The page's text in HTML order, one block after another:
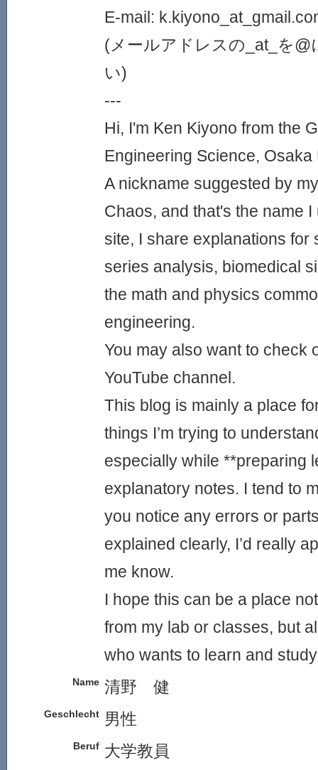
E-mail:
(メールアドレスの_at_を@
い)
---
Hi, I'm Ken Kiyono from the
Engineering Science, Osaka
A nickname suggested by
Chaos, and that's the name
site, I share explanations for
series analysis, biomedical
the math and physics
engineering.
You may also want to check
YouTube channel.
This blog is mainly a place
things I’m trying to
especially while **preparing
explanatory notes. I tend to
you notice any errors or
explained clearly, I’d really
me know.
I hope this can be a place
from my lab or classes, but
who wants to learn and
Name 清野 健
Geschlecht 男性
Beruf 大学教員